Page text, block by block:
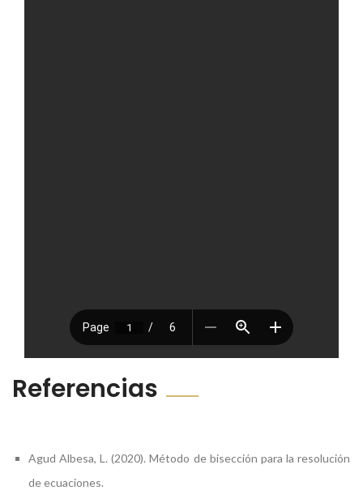
Referencias
Agud Albesa, L. (2020). Método de bisección para la resolución
de ecuaciones.